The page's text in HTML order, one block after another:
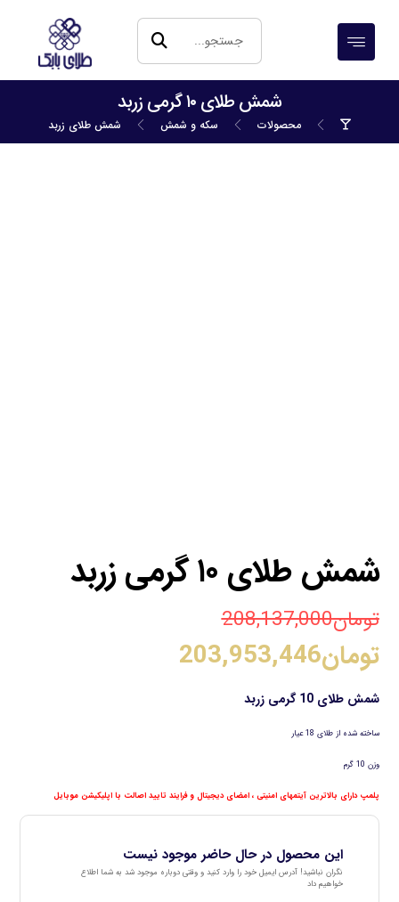
شمش طلای ۱۰ گرمی زربد
محصولات سکه و شمش شمش طلای زربد
شمش طلای ۱۰ گرمی زربد
تومان208,137,000
تومان203,953,446
شمش طلای 10 گرمی زربد
ساخته شده از طلای 18 عیار
وزن 10 گرم
پلمپ دارای بالاترین آیتمهای امنیتی ، امضای دیجیتال و فرایند تایید اصالت با اپلیکیشن موبایل
این محصول در حال حاضر موجود نیست
نگران نباشید! آدرس ایمیل خود را وارد کنید و وقتی دوباره موجود شد به شما اطلاع
خواهیم داد